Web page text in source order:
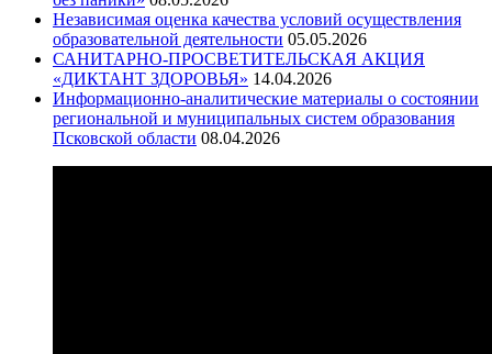
Независимая оценка качества условий осуществления
образовательной деятельности 05.05.2026
САНИТАРНО-ПРОСВЕТИТЕЛЬСКАЯ АКЦИЯ
«ДИКТАНТ ЗДОРОВЬЯ» 14.04.2026
Информационно-аналитические материалы о состоянии
региональной и муниципальных систем образования
Псковской области 08.04.2026